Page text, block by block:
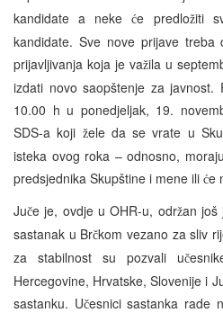
kandidate a nekeće predložiti
kandidate. Sve nove prijave treba
prijavljivanja koja je važila u
izdati novo saopštenje za
10.00 h u ponedjeljak, 19.
SDS-a koji žele da se vrate u
isteka ovog roka – odnosno,
predsjednika Skupštine i mene ili će
Juče je, ovdje u OHR-u, održan još
sastanak u Brčkom vezano za sliv
za stabilnost su pozvali uč
Hercegovine, Hrvatske, Slovenije i
sastanku. Učesnici sastanka rade